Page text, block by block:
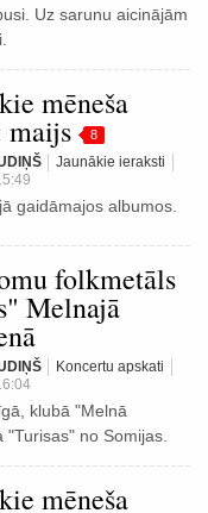
Uz sarunu aicinājām
mēneša
maijs 8
Jaunākie ieraksti
gaidāmajos albumos.
folkmetāls
Melnajā
Koncertu apskati
klubā "Melnā
no Somijas.
mēneša